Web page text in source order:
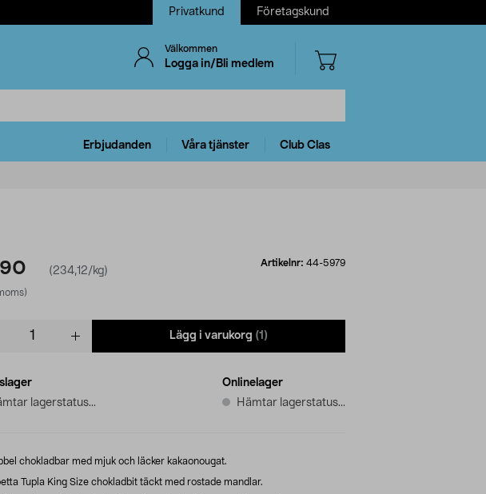
Privatkund Företagskund
Välkommen
Logga in/Bli medlem
Erbjudanden Våra tjänster Club Clas
(234,12/kg)
Artikelnr: 44-5979
Lägg i varukorg (1)
lagerstatus...
Onlinelager
Hämtar lagerstatus...
chokladbar med mjuk och läcker kakaonougat.
Tupla King Size chokladbit täckt med rostade mandlar.